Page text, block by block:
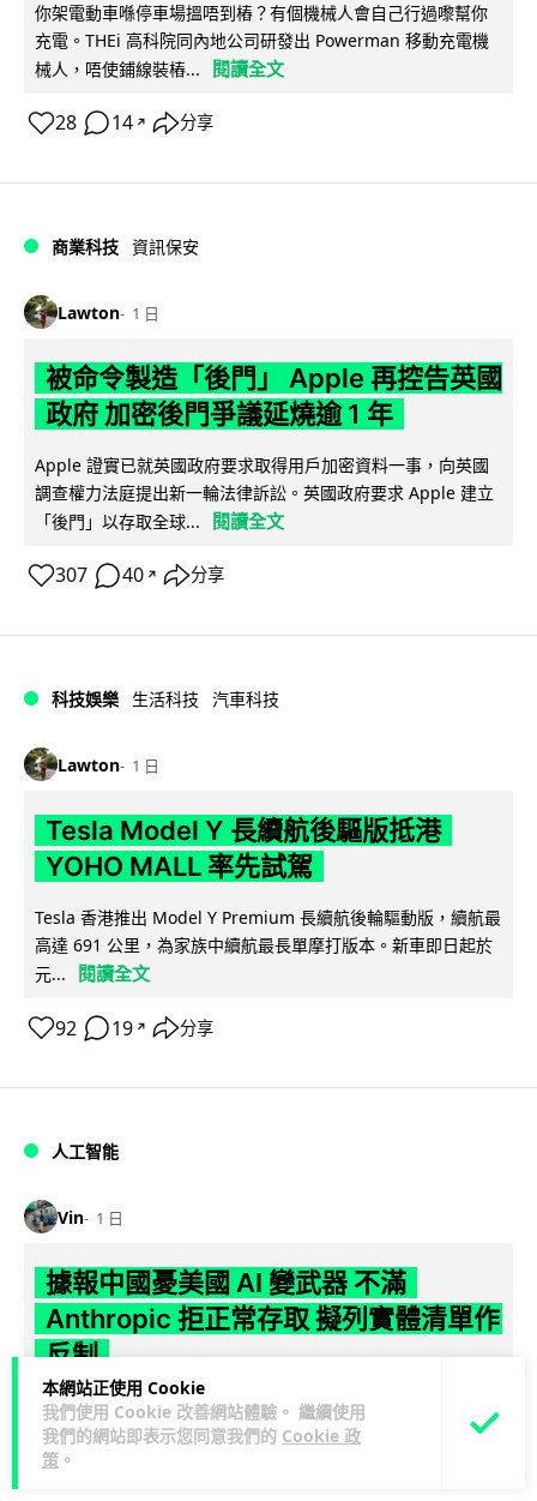
本網站正使用 Cookie
我們使用 Cookie 改善網站體驗。 繼續使用
我們的網站即表示您同意我們的 Cookie 政
策 。
你架電動車喺停車場搵唔到樁？有個機械人會自己行過嚟幫你
充電。THEi 高科院同內地公司研發出 Powerman 移動充電機
械人，唔使鋪線裝樁...
閱讀全文
28 14 ↗ 分享
商業科技 資訊保安
Lawton 1 日
被命令製造「後門」 Apple 再控告英國
政府 加密後門爭議延燒逾 1 年
Apple 證實已就英國政府要求取得用戶加密資料一事，向英國
調查權力法庭提出新一輪法律訴訟。英國政府要求 Apple 建立
「後門」以存取全球...
閱讀全文
307 40 ↗ 分享
科技娛樂 生活科技 汽車科技
Lawton 1 日
Tesla Model Y 長續航後驅版抵港
YOHO MALL 率先試駕
Tesla 香港推出 Model Y Premium 長續航後輪驅動版，續航最
高達 691 公里，為家族中續航最長單摩打版本。新車即日起於
元...
閱讀全文
92 19 ↗ 分享
人工智能
Vin 1 日
據報中國憂美國 AI 變武器 不滿
Anthropic 拒正常存取 擬列實體清單作
反制
彭博社引述知情人士報道，中國官方擔心美國 AI 公司
Anthropic 開發的頂級模型 Mythos 可被用作攻擊武器，正研
究反制方案。知...